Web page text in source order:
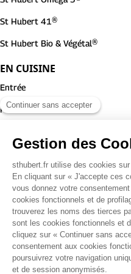
St Hubert 41®
St Hubert Bio & Végétal®
EN CUISINE
Entrée
Plat
Notre histoire
Notre entreprise
Nous rejoindre
Nos engagements
Contactez-nous